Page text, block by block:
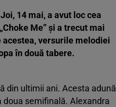
14 mai, a avut loc cea
Me” și a trecut mai
acestea, versurile melodiei
în două tabere.
din ultimii ani. Acesta adună
doua semifinală. Alexandra